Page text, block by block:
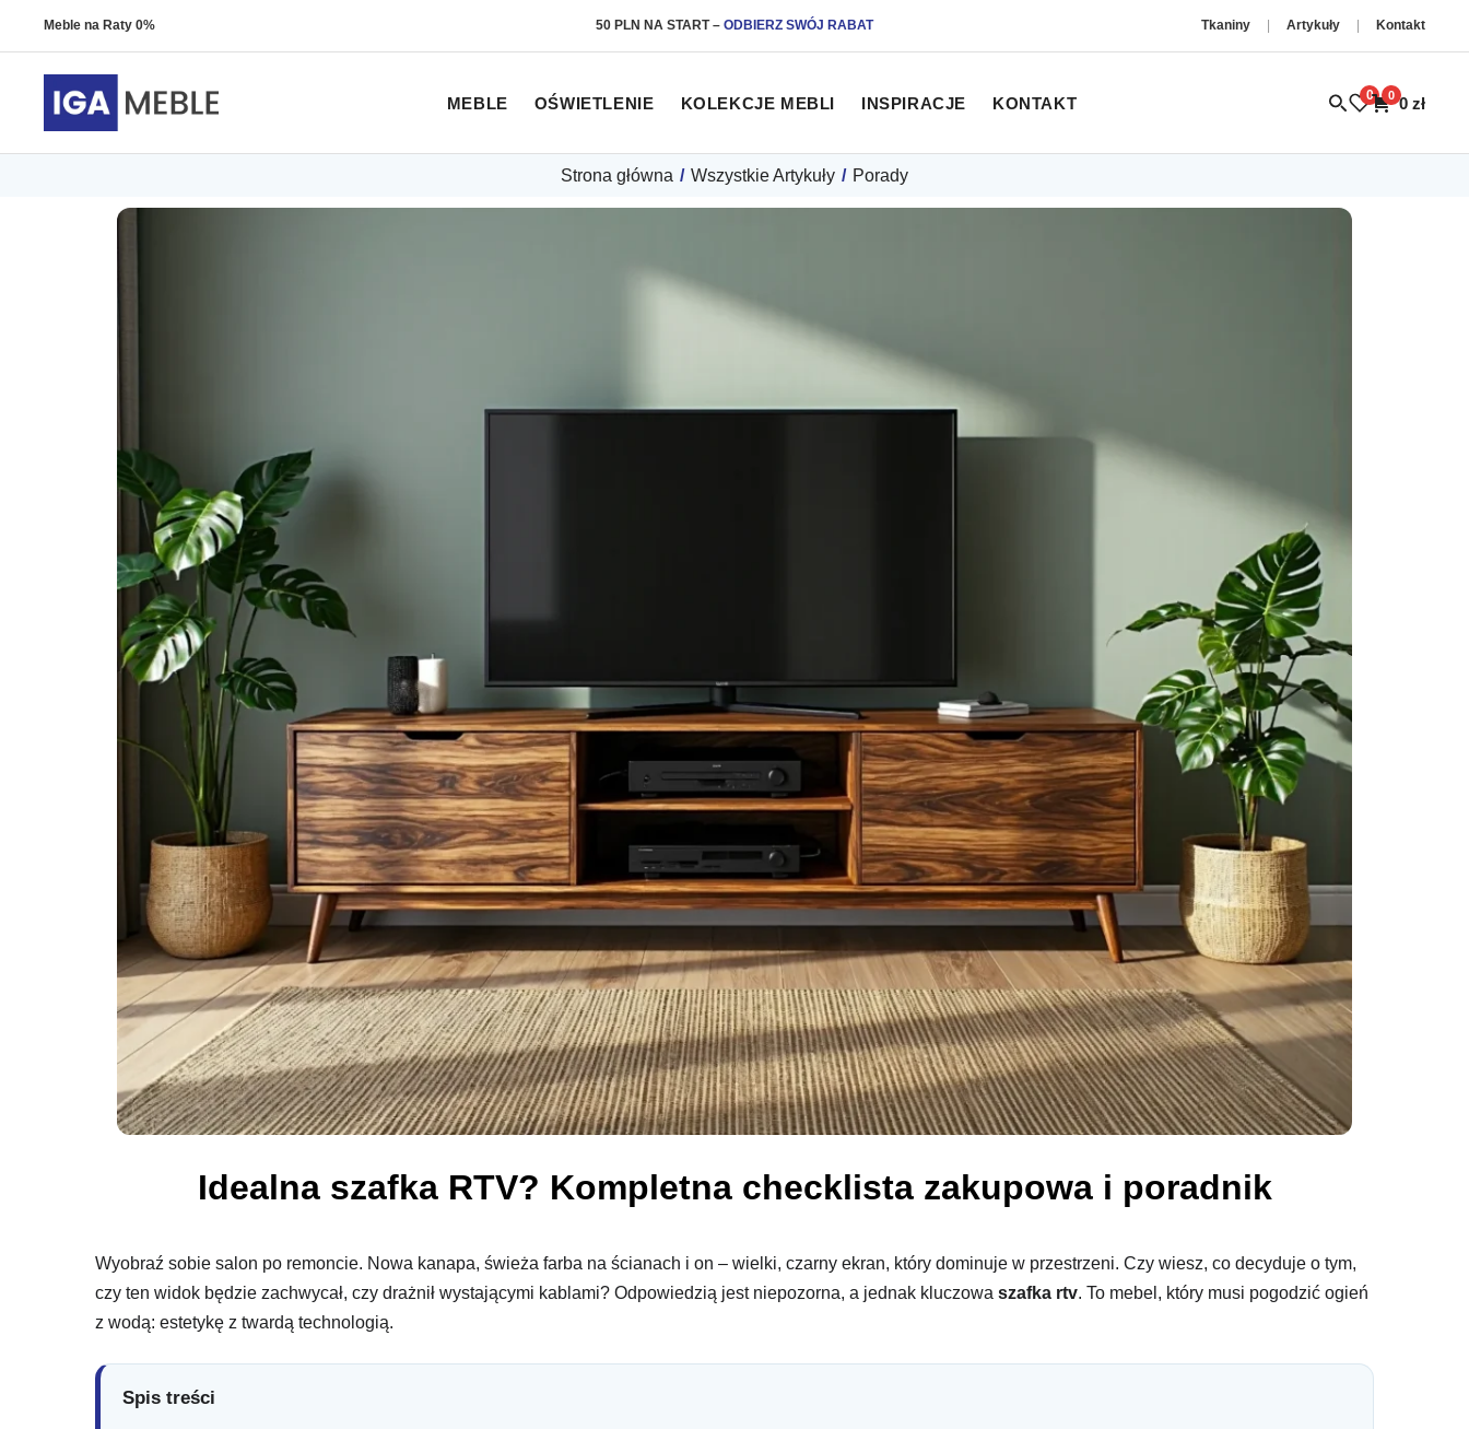
Meble na Raty 0% 50 PLN NA START– ODBIERZ SWÓJ RABAT Tkaniny Artykuły Kontakt
MEBLE OŚWIETLENIE KOLEKCJE MEBLI INSPIRACJE KONTAKT 0 0 0 zł
Strona główna / Wszystkie Artykuły / Porady
Idealna szafka RTV? Kompletna checklista zakupowa i poradnik
Wyobraź sobie salon po remoncie. Nowa kanapa, świeża farba na ścianach i on – wielki, czarny ekran, który dominuje w przestrzeni. Czy wiesz, co decyduje o tym,
czy ten widok będzie zachwycał, czy drażnił wystającymi kablami? Odpowiedzią jest niepozorna, a jednak kluczowa szafka rtv. To mebel, który musi pogodzić ogień
z wodą: estetykę z twardą technologią.
Spis treści